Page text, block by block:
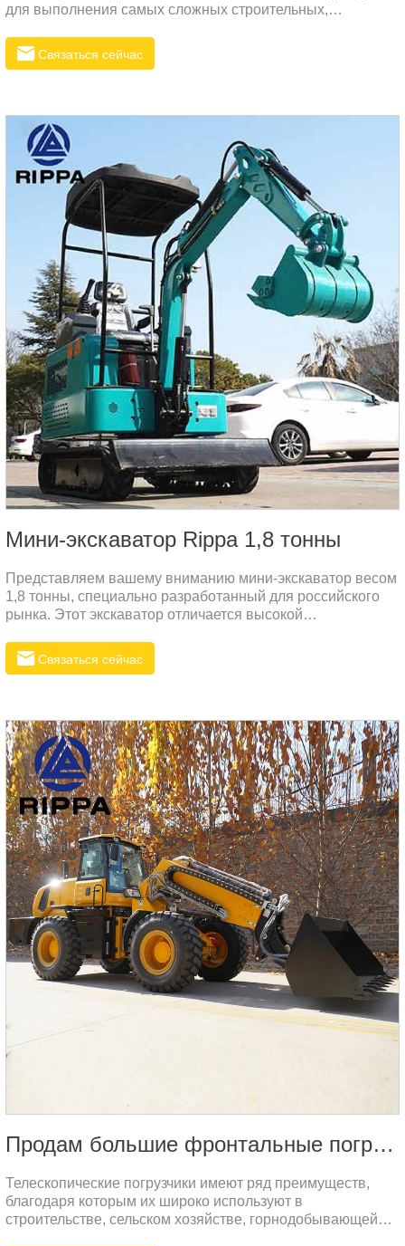
для выполнения самых сложных строительных,
Разработанный как для прочности, так и для
универсальности, RS06 обеспечивает исключительную
решением для вашего следующего проекта.Основные
характеристики погрузчика с бортовым поворотом RS061.
Связаться сейчас
Мини-экскаватор Rippa 1,8 тонны
Представляем вашему вниманию мини-экскаватор весом
1,8 тонны, специально разработанный для российского
рынка. Этот экскаватор отличается высокой
идеальным решением для различных строительных и
сельскохозяйственных задач. Компактные размеры и
пространствах.Технические
характеристикиПараметрЗначениеОбщий вес
(кг)1800Модель двигателяYanmar 374F (Euro
5/EPA4)Мощность (кВт)10.8Скорость ходьбы (км/ч)0-
1.5Угол подъема30°Макс. высота копания (мм)2815Макс.
Связаться сейчас
Продам большие фронтальные погрузчики
Телескопические погрузчики имеют ряд преимуществ,
благодаря которым их широко используют в
строительстве, сельском хозяйстве, горнодобывающей